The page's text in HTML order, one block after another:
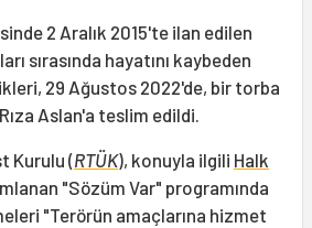
2 Aralık 2015'te ilan edilen
sırasında hayatını kaybeden
29 Ağustos 2022'de, bir torba
Aslan'a teslim edildi.
Kurulu (RTÜK), konuyla ilgili Halk
"Sözüm Var" programında
"Terörün amaçlarına hizmet